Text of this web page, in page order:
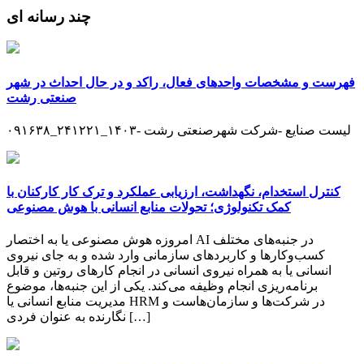
چند رسانه ای
فهرست و مشخصات واحدهای فعال، راکد و در حال احداث در شهر
صنعتی رشت
لیست صنایع -شرکت شهرصنعتی رشت -۱۴۰۳_۲۴۱۲۲۱_۰۹۱۶۳۸
کنترل استخدام، نگهداشت، ارزیابی عملکرد و ترک کار کارکنان با
کمک تکنولوژی؛ تحولات منابع انسانی با هوش مصنوعی
امروزه هوش مصنوعی یا به اختصار AI در جنبه‌‌‌های مختلف
کسب‌و‌کارها و کاربردهای سازمانی وارد شده و به جای نیروی
انسانی یا به همراه نیروی انسانی در انجام کارهای روتین و قابل
برنامه‌‌‌ریزی انجام وظیفه می‌کند. یکی از این جنبه‌‌‌ها، موضوع
مدیریت منابع انسانی یا HRM در شرکت‌ها و سازمان‌هاست و
نگارنده به عنوان فردی […]